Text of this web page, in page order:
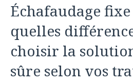
Échafaudage
quelles
choisir la
sûre selon vos